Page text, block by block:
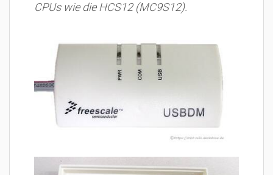
CPUs wie die HCS12 (MC9S12).